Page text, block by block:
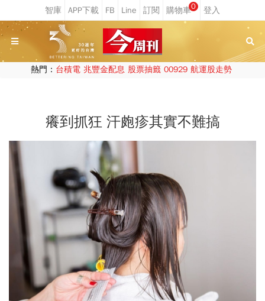
0
熱門： 台積電 兆豐金配息 股票抽籤 00929 航運股走勢
癢到抓狂 汗皰疹其實不難搞